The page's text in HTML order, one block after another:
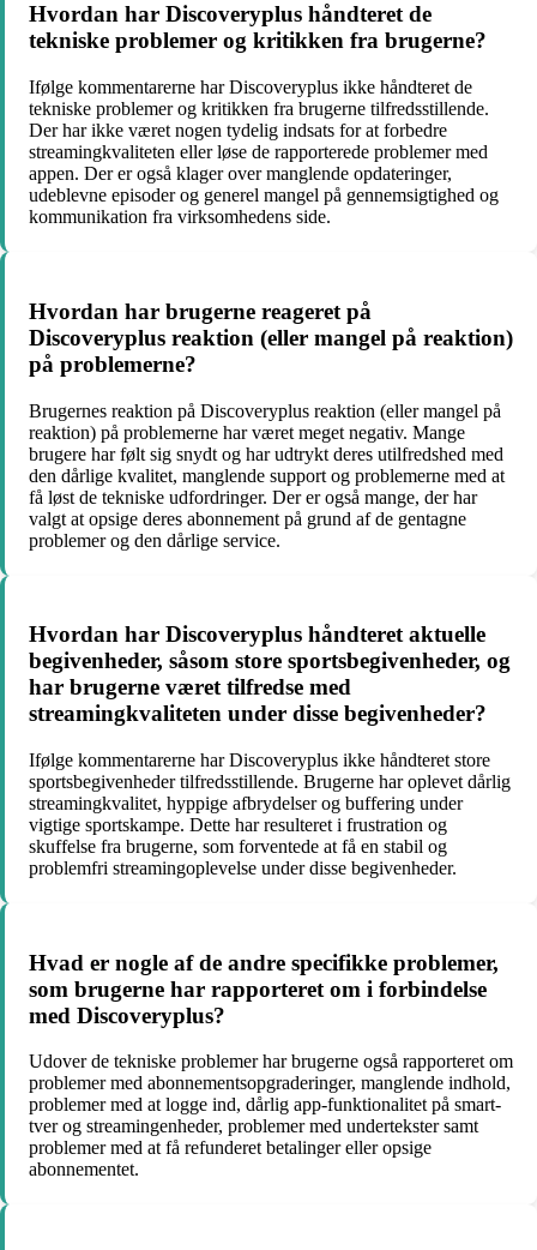
Hvordan har Discoveryplus håndteret de
tekniske problemer og kritikken fra brugerne?
Ifølge kommentarerne har Discoveryplus ikke håndteret de
tekniske problemer og kritikken fra brugerne tilfredsstillende.
Der har ikke været nogen tydelig indsats for at forbedre
streamingkvaliteten eller løse de rapporterede problemer med
appen. Der er også klager over manglende opdateringer,
udeblevne episoder og generel mangel på gennemsigtighed og
kommunikation fra virksomhedens side.
Hvordan har brugerne reageret på
Discoveryplus reaktion (eller mangel på reaktion)
på problemerne?
Brugernes reaktion på Discoveryplus reaktion (eller mangel på
reaktion) på problemerne har været meget negativ. Mange
brugere har følt sig snydt og har udtrykt deres utilfredshed med
den dårlige kvalitet, manglende support og problemerne med at
få løst de tekniske udfordringer. Der er også mange, der har
valgt at opsige deres abonnement på grund af de gentagne
problemer og den dårlige service.
Hvordan har Discoveryplus håndteret aktuelle
begivenheder, såsom store sportsbegivenheder, og
har brugerne været tilfredse med
streamingkvaliteten under disse begivenheder?
Ifølge kommentarerne har Discoveryplus ikke håndteret store
sportsbegivenheder tilfredsstillende. Brugerne har oplevet dårlig
streamingkvalitet, hyppige afbrydelser og buffering under
vigtige sportskampe. Dette har resulteret i frustration og
skuffelse fra brugerne, som forventede at få en stabil og
problemfri streamingoplevelse under disse begivenheder.
Hvad er nogle af de andre specifikke problemer,
som brugerne har rapporteret om i forbindelse
med Discoveryplus?
Udover de tekniske problemer har brugerne også rapporteret om
problemer med abonnementsopgraderinger, manglende indhold,
problemer med at logge ind, dårlig app-funktionalitet på smart-
tver og streamingenheder, problemer med undertekster samt
problemer med at få refunderet betalinger eller opsige
abonnementet.